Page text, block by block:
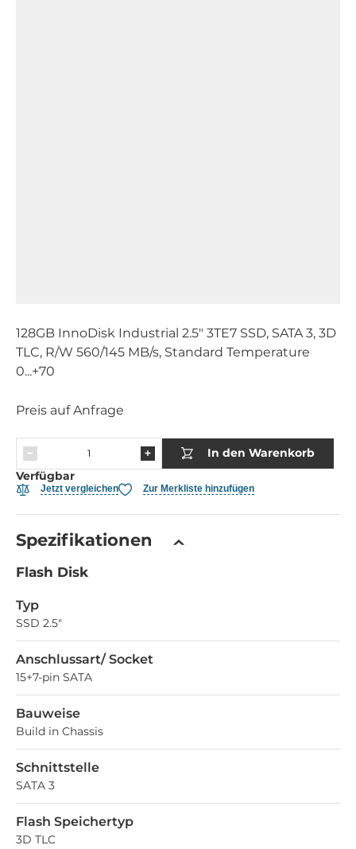
128GB InnoDisk Industrial 2.5" 3TE7 SSD, SATA 3, 3D
TLC, R/W 560/145 MB/s, Standard Temperature
0...+70
Preis auf Anfrage
In den Warenkorb
Verfügbar
Jetzt vergleichen Zur Merkliste hinzufügen
Spezifikationen
Flash Disk
Typ
SSD 2.5"
Anschlussart/ Socket
15+7-pin SATA
Bauweise
Build in Chassis
Schnittstelle
SATA 3
Flash Speichertyp
3D TLC